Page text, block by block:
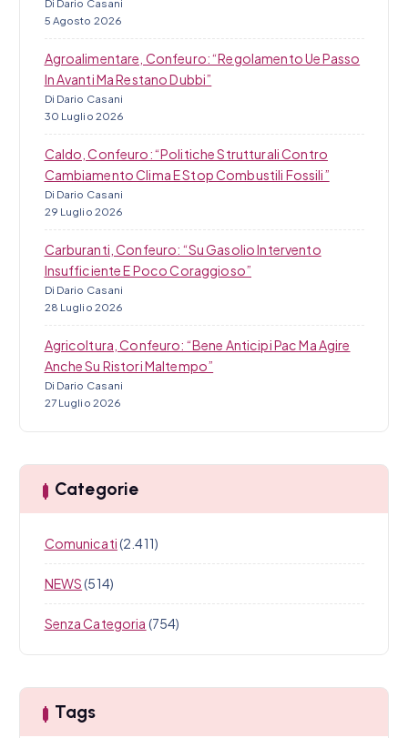
Di Dario Casani
5 Agosto 2026
Agroalimentare, Confeuro: “Regolamento Ue Passo
In Avanti Ma Restano Dubbi”
Di Dario Casani
30 Luglio 2026
Caldo, Confeuro: “Politiche Strutturali Contro
Cambiamento Clima E Stop Combustili Fossili”
Di Dario Casani
29 Luglio 2026
Carburanti, Confeuro: “Su Gasolio Intervento
Insufficiente E Poco Coraggioso”
Di Dario Casani
28 Luglio 2026
Agricoltura, Confeuro: “Bene Anticipi Pac Ma Agire
Anche Su Ristori Maltempo”
Di Dario Casani
27 Luglio 2026
Categorie
Comunicati(2.411)
NEWS(514)
Senza Categoria (754)
Tags